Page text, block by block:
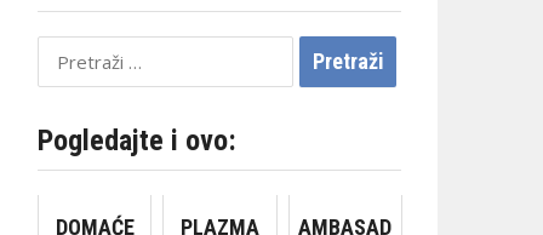
Pretraži:
Pogledajte i ovo:
DOMAĆE
PLAZMA
AMBASAD